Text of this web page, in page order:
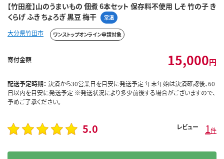
【竹田産】山のうまいもの 佃煮 6本セット 保存料不使用 しそ 竹の子 き
くらげ ふき ちょろぎ 黒豆 梅干
常温
大分県竹田市 ワンストップオンライン申請対象
寄付金額 15,000円
配送予定時期： 決済から30営業日を目安に発送予定 年末年始は決済確認後、60
日以内を目安に発送予定 ※発送状況により多少前後する場合がございますので、
予めご了承ください。
5.0 レビュー 1件